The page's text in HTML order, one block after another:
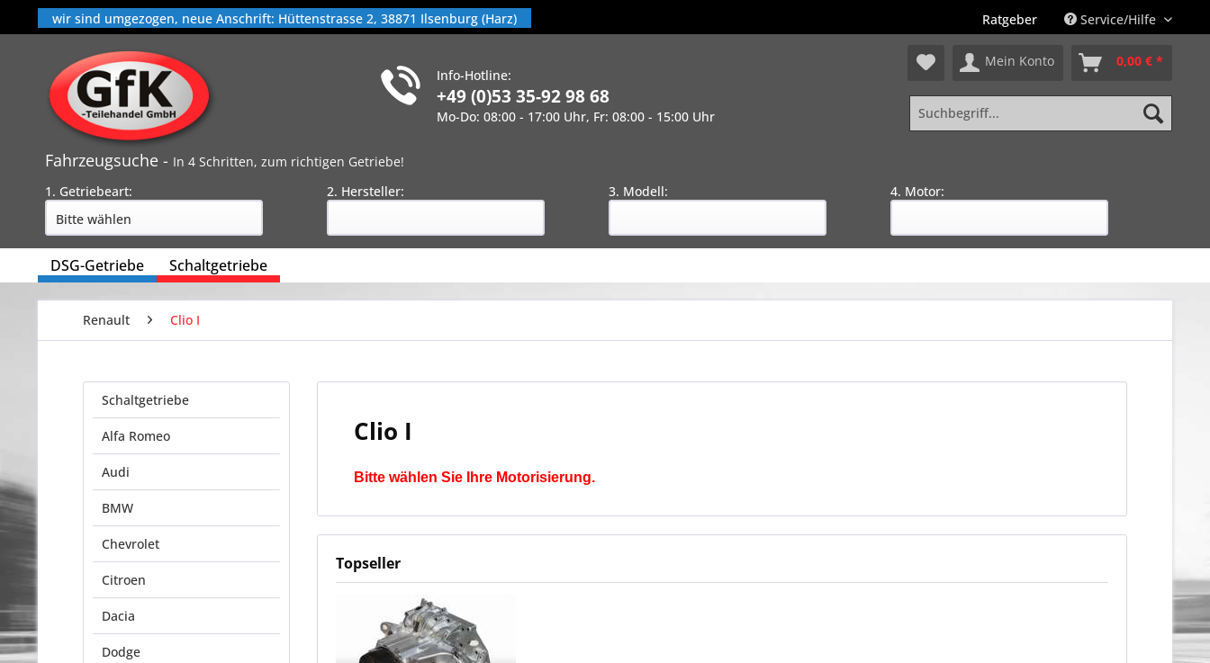
wir sind umgezogen, neue Anschrift: Hüttenstrasse 2, 38871 Ilsenburg (Harz) Ratgeber Service/Hilfe
Info-Hotline:
+49 (0)53 35-92 98 68
Mo-Do: 08:00 - 17:00 Uhr, Fr: 08:00 - 15:00 Uhr
Mein Konto 0,00 € *
Fahrzeugsuche - In 4 Schritten, zum richtigen Getriebe!
1. Getriebeart:
2. Hersteller: 3. Modell: 4. Motor:
DSG-Getriebe Schaltgetriebe
Renault Clio I
Schaltgetriebe
Alfa Romeo
Audi
BMW
Chevrolet
Citroen
Dacia
Dodge
Clio I
Bitte wählen Sie Ihre Motorisierung.
Topseller